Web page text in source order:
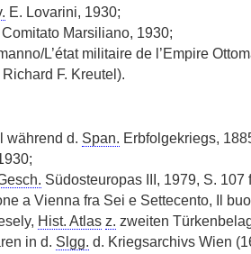
E. Lovarini, 1930;
Comitato Marsiliano, 1930;
L’état militaire de l’Empire
Richard F. Kreutel).
während d. Span. Erbfolgekriegs,
Südosteuropas III, 1979, S. 107
a Vienna fra Sei e Settecento, Il
Hist. Atlas z. zweiten
in d. Slgg. d. Kriegsarchivs Wien